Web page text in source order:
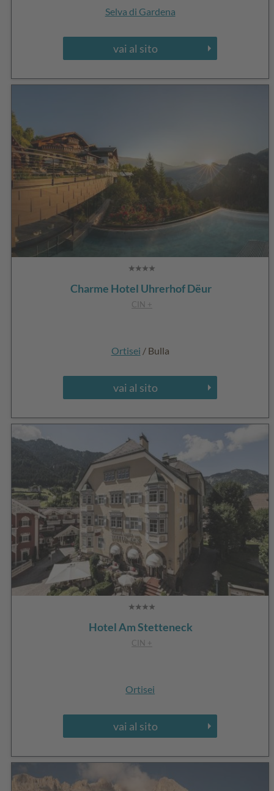
Selva di Gardena
vai al sito
Charme Hotel Uhrerhof Dëur
CIN +
Ortisei / Bulla
vai al sito
Hotel Am Stetteneck
CIN +
Ortisei
vai al sito